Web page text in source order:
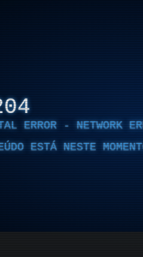
ERROR - NETWORK
ESTÁ NESTE